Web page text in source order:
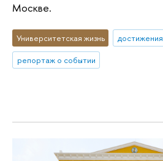
Москве.
Университетская жизнь достижения
репортаж о событии